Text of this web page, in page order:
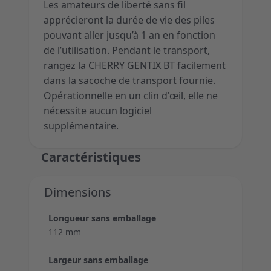
Les amateurs de liberté sans fil
apprécieront la durée de vie des piles
pouvant aller jusqu’à 1 an en fonction
de l’utilisation. Pendant le transport,
rangez la CHERRY GENTIX BT facilement
dans la sacoche de transport fournie.
Opérationnelle en un clin d'œil, elle ne
nécessite aucun logiciel
supplémentaire.
Caractéristiques
Dimensions
Longueur sans emballage
112 mm
Largeur sans emballage